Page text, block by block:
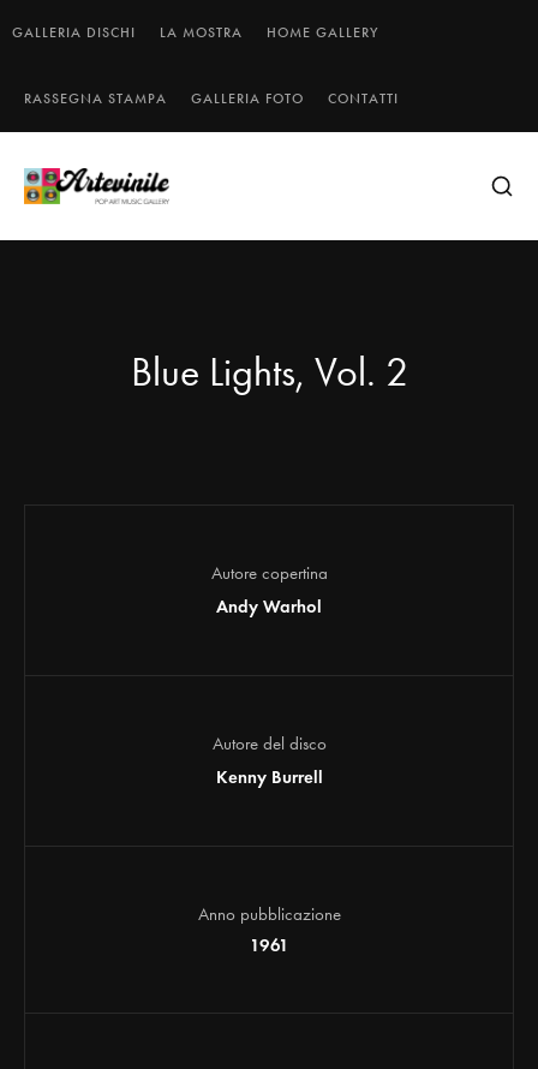
GALLERIA DISCHI LA MOSTRA HOME GALLERY
RASSEGNA STAMPA GALLERIA FOTO CONTATTI
Blue Lights, Vol. 2
Autore copertina
Andy Warhol
Autore del disco
Kenny Burrell
Anno pubblicazione
1961